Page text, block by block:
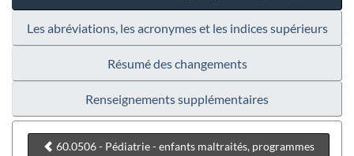
Les abréviations, les acronymes et les indices supérieurs
Résumé des changements
Renseignements supplémentaires
60.0506 - Pédiatrie - enfants maltraités, programmes